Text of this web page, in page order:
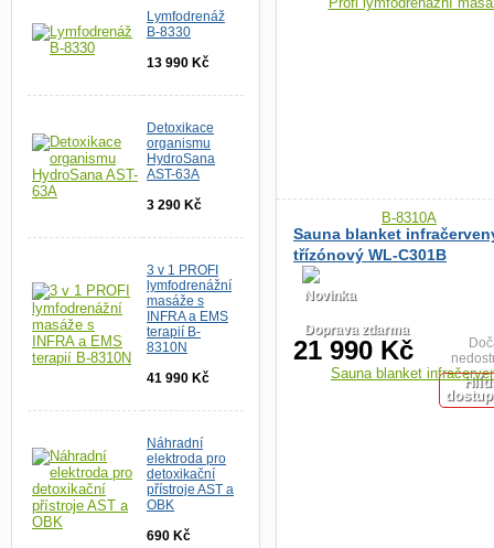
21 990 Kč
Sauna blanket
třízónový WL-C301B
Novinka
Doprava zdarma
Lymfodrenáž
B-8330
13 990 Kč
Detoxikace
organismu
HydroSana
AST-63A
3 290 Kč
3 v 1 PROFI
lymfodrenážní
masáže s
INFRA a EMS
terapií B-
8310N
41 990 Kč
Náhradní
elektroda pro
detoxikační
přístroje AST a
OBK
690 Kč